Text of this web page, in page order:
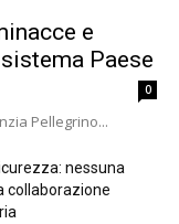
e
Paese
0
Pellegrino...
nessuna
collaborazione